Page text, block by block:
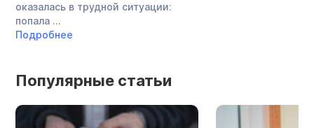
оказалась в трудной ситуации:
попала ...
Подробнее
Популярные статьи